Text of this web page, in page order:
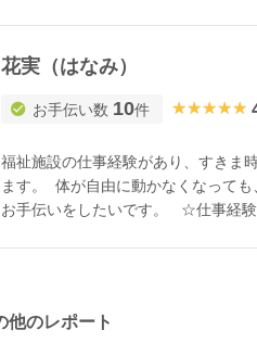
花実（はなみ）
お手伝い数 10件 ★★★★★
★★★★★
福祉施設の仕事経験があり、すきま
ます。 体が自由に動かなくなって
お手伝いをしたいです。 ☆仕事経
団体フリースペースばうむにて、子
他のレポート